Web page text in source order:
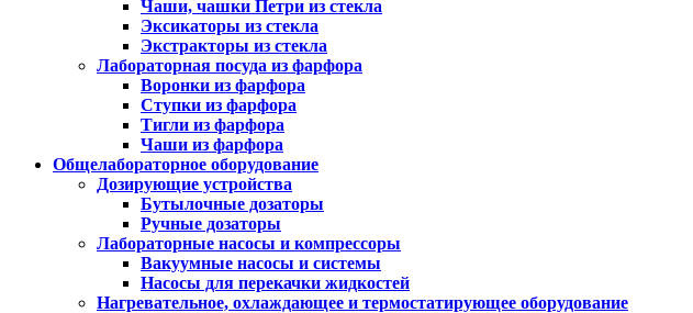
Чаши, чашки Петри из стекла
Эксикаторы из стекла
Экстракторы из стекла
Лабораторная посуда из фарфора
Воронки из фарфора
Ступки из фарфора
Тигли из фарфора
Чаши из фарфора
Общелабораторное оборудование
Дозирующие устройства
Бутылочные дозаторы
Ручные дозаторы
Лабораторные насосы и компрессоры
Вакуумные насосы и системы
Насосы для перекачки жидкостей
Нагревательное, охлаждающее и термостатирующее оборудование